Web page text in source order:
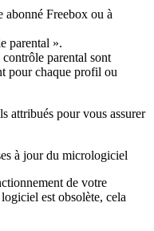
abonné Freebox ou à
parental ».
parental sont
pour chaque profil ou
attribués pour vous assurer
à jour du micrologiciel
de votre
est obsolète, cela